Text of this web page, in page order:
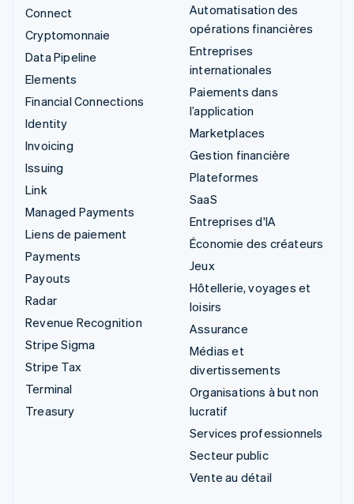
Connect
Cryptomonnaie
Data Pipeline
Elements
Financial Connections
Identity
Invoicing
Issuing
Link
Managed Payments
Liens de paiement
Payments
Payouts
Radar
Revenue Recognition
Stripe Sigma
Stripe Tax
Terminal
Treasury
Automatisation des
opérations financières
Entreprises
internationales
Paiements dans
l’application
Marketplaces
Gestion financière
Plateformes
SaaS
Entreprises d'IA
Économie des créateurs
Jeux
Hôtellerie, voyages et
loisirs
Assurance
Médias et
divertissements
Organisations à but non
lucratif
Services professionnels
Secteur public
Vente au détail